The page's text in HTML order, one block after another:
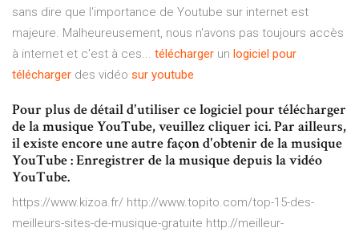
sans dire que l'importance de Youtube sur internet est
majeure. Malheureusement, nous n'avons pas toujours accès
à internet et c'est à ces... télécharger un logiciel pour
télécharger des vidéo sur youtube
Pour plus de détail d'utiliser ce logiciel pour télécharger
de la musique YouTube, veuillez cliquer ici. Par ailleurs,
il existe encore une autre façon d'obtenir de la musique
YouTube : Enregistrer de la musique depuis la vidéo
YouTube.
https://www.kizoa.fr/ http://www.topito.com/top-15-des-
meilleurs-sites-de-musique-gratuite http://meilleur-